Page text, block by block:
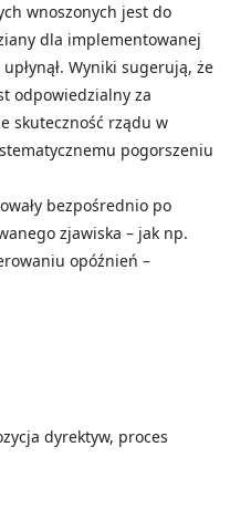
dyrektyw proces
wnoszonych jest do
dla implementowanej
Wyniki sugerują, że
odpowiedzialny za
skuteczność rządu w
pogorszeniu
bezpośrednio po
zjawiska – jak np.
opóźnień –